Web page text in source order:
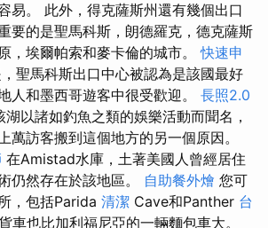
易。 此外，得克薩斯州還有幾個出口
要的是聖馬科斯，朗德羅克，德克薩斯
，埃爾帕索和麥卡倫的城市。快速申
聖馬科斯出口中心被認為是該國最好
人和墨西哥遊客中很受歡迎。 長照2.0
湖以諸如釣魚之類的娛樂活動而聞名，
萬訪客搬到這個地方的另一個原因。
在Amistad水庫，土著美國人曾經居住
仍然存在於該地區。 自助餐外燴 您可
，包括Parida 清潔 Cave和Panther 台
車也比加利福尼亞的一輛麵包車大。